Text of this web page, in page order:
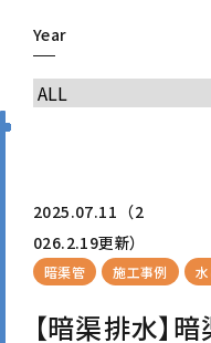
Year
2025.07.11 （2
026.2.19更新）
暗渠管 施工事例 水
【暗渠排水】